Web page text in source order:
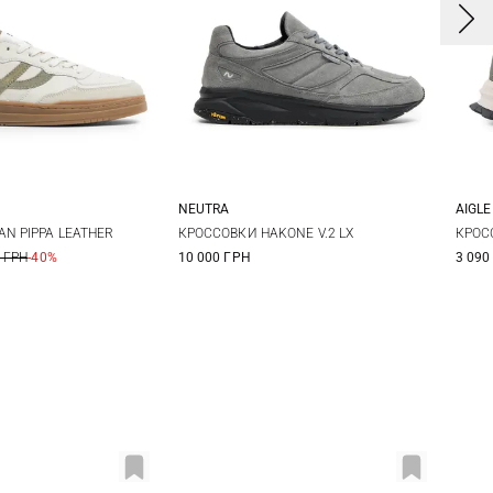
43
PIPPA LEATHER
ГРН-40%
40 41 42
NEUTRA
КРОССОВКИ HAKONE V.2 LX
10 000 ГРН
AIGLE
3